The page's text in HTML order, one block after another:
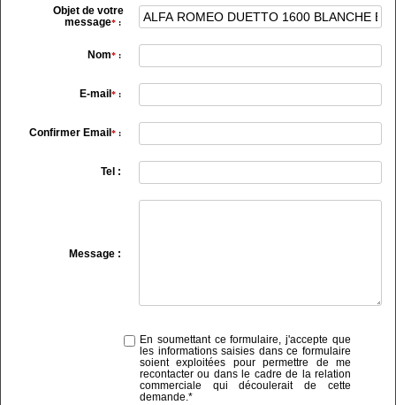
Objet de votre
message*:
Nom*:
E-mail *:
Confirmer Email *:
Tel :
Message :
En soumettant ce formulaire, j'accepte que
les informations saisies dans ce formulaire
soient exploitées pour permettre de me
recontacter ou dans le cadre de la relation
commerciale qui découlerait de cette
demande.*